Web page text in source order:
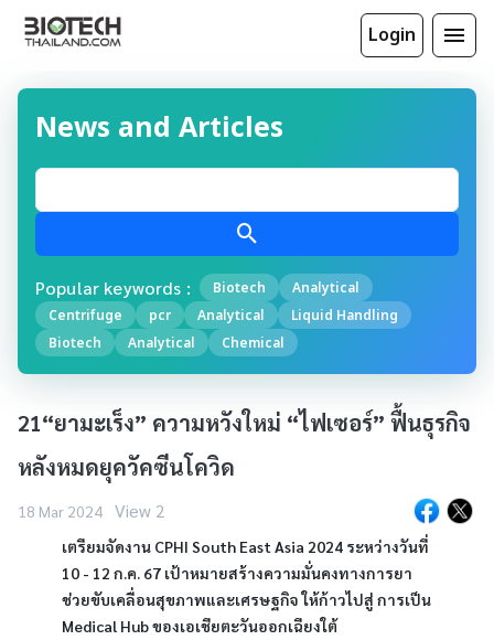
Login
News and Articles
Popular keywords : Biotech
Analytical
Centrifuge
pcr Analytical
Liquid Handling
Biotech
Analytical Chemical
21“ยามะเร็ง” ความหวังใหม่ “ไฟเซอร์” ฟื้นธุรกิจ
หลังหมดยุควัคซีนโควิด
18 Mar 2024 View 2
เตรียมจัดงาน CPHI South East Asia 2024 ระหว่างวันที่
10 - 12 ก.ค. 67 เป้าหมายสร้างความมั่นคงทางการยา
ช่วยขับเคลื่อนสุขภาพและเศรษฐกิจ ให้ก้าวไปสู่ การเป็น
Medical Hub ของเอเชียตะวันออกเฉียงใต้